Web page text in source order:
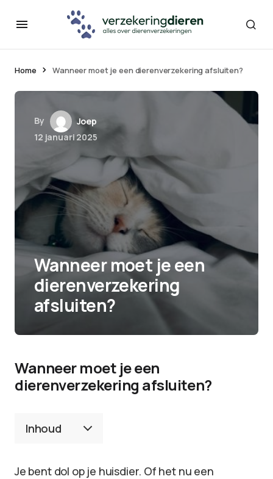
Home Wanneer moet je een dierenverzekering afsluiten?
By
Joep
12 januari 2025
Wanneer moet je een
dierenverzekering
afsluiten?
Wanneer moet je een
dierenverzekering afsluiten?
Inhoud
Je bent dol op je huisdier. Of het nu een